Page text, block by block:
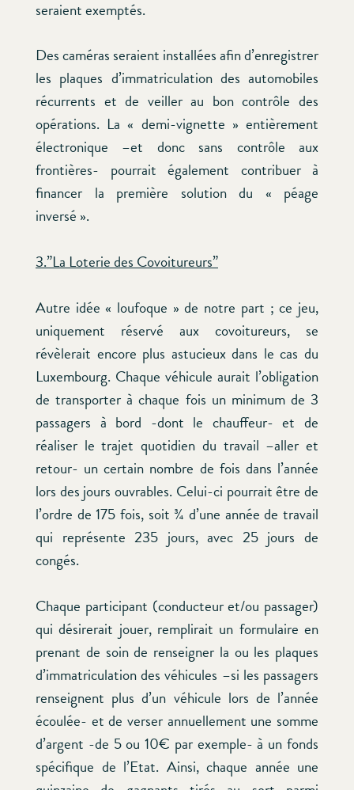
seraient exemptés.
Des caméras seraient installées afin d’enregistrer
les plaques d’immatriculation des automobiles
récurrents et de veiller au bon contrôle des
opérations. La « demi-vignette » entièrement
électronique –et donc sans contrôle aux
frontières- pourrait également contribuer à
financer la première solution du « péage
inversé ».
3.”La Loterie des Covoitureurs”
Autre idée « loufoque » de notre part ; ce jeu,
uniquement réservé aux covoitureurs, se
révèlerait encore plus astucieux dans le cas du
Luxembourg. Chaque véhicule aurait l’obligation
de transporter à chaque fois un minimum de 3
passagers à bord -dont le chauffeur- et de
réaliser le trajet quotidien du travail –aller et
retour- un certain nombre de fois dans l’année
lors des jours ouvrables. Celui-ci pourrait être de
l’ordre de 175 fois, soit ¾ d’une année de travail
qui représente 235 jours, avec 25 jours de
congés.
Chaque participant (conducteur et/ou passager)
qui désirerait jouer, remplirait un formulaire en
prenant de soin de renseigner la ou les plaques
d’immatriculation des véhicules –si les passagers
renseignent plus d’un véhicule lors de l’année
écoulée- et de verser annuellement une somme
d’argent -de 5 ou 10€ par exemple- à un fonds
spécifique de l’Etat. Ainsi, chaque année une